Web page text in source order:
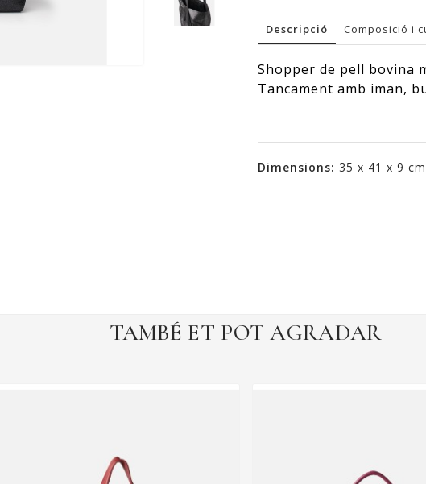
Descripció Composició i
Shopper de pell bovina
Tancament amb iman,
Dimensions: 35 x 41 x 9 cm
TAMBÉ ET POT AGRADAR